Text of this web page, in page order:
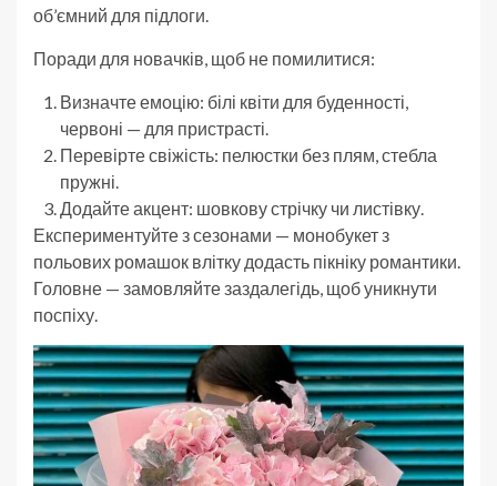
об’ємний для підлоги.
Поради для новачків, щоб не помилитися:
Визначте емоцію: білі квіти для буденності,
червоні — для пристрасті.
Перевірте свіжість: пелюстки без плям, стебла
пружні.
Додайте акцент: шовкову стрічку чи листівку.
Експериментуйте з сезонами — монобукет з
польових ромашок влітку додасть пікніку романтики.
Головне — замовляйте заздалегідь, щоб уникнути
поспіху.